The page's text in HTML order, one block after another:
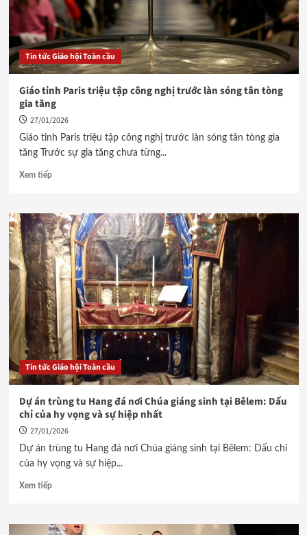
Tin tức Giáo hội Toàn cầu
Giáo tỉnh Paris triệu tập công nghị trước làn sóng tân tòng
gia tăng
27/01/2026
Giáo tỉnh Paris triệu tập công nghị trước làn sóng tân tòng gia
tăng Trước sự gia tăng chưa từng...
Xem tiếp
Tin tức Giáo hội Toàn cầu
Dự án trùng tu Hang đá nơi Chúa giáng sinh tại Bêlem: Dấu
chỉ của hy vọng và sự hiệp nhất
27/01/2026
Dự án trùng tu Hang đá nơi Chúa giáng sinh tại Bêlem: Dấu chỉ
của hy vọng và sự hiệp...
Xem tiếp